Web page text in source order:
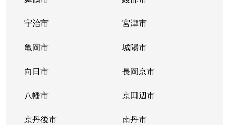
宇治市 宮津市
亀岡市 城陽市
向日市 長岡京市
八幡市 京田辺市
京丹後市 南丹市